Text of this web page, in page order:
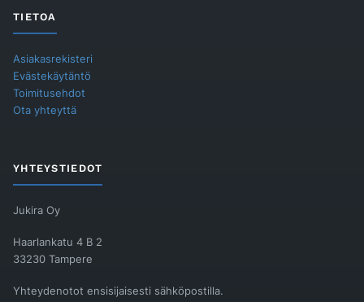
TIETOA
Asiakasrekisteri
Evästekäytäntö
Toimitusehdot
Ota yhteyttä
YHTEYSTIEDOT
Jukira Oy
Haarlankatu 4 B 2
33230 Tampere
Yhteydenotot ensisijaisesti sähköpostilla.